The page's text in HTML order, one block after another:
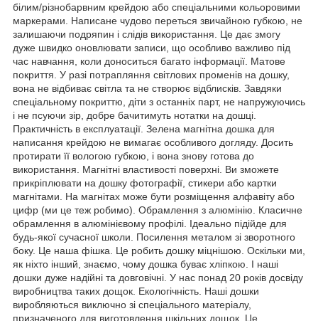
білим/різнобарвним крейдою або спеціальними кольоровими
маркерами. Написане чудово переться звичайною губкою, не
залишаючи подряпин і слідів використання. Це дає змогу
дуже швидко оновлювати записи, що особливо важливо під
час навчання, коли доноситься багато інформації. Матове
покриття. У разі потрапляння світлових променів на дошку,
вона не відбиває світла та не створює відблисків. Завдяки
спеціальному покриттю, діти з останніх парт, не напружуючись
і не псуючи зір, добре бачитимуть нотатки на дошці.
Практичність в експлуатації. Зелена магнітна дошка для
написання крейдою не вимагає особливого догляду. Досить
протирати її вологою губкою, і вона знову готова до
використання. Магнітні властивості поверхні. Ви зможете
прикріплювати на дошку фотографії, стикери або картки
магнітами. На магнітах може бути розміщення алфавіту або
цифр (ми це теж робимо). Обрамлення з алюмінію. Класичне
обрамлення в алюмінієвому профілі. Ідеально підійде для
будь-якої сучасної школи. Посилення металом зі зворотного
боку. Це наша фішка. Це робить дошку міцнішою. Оскільки ми,
як ніхто інший, знаємо, чому дошка буває хліпкою. І наші
дошки дуже надійні та довговічні. У нас понад 20 років досвіду
виробництва таких дощок. Екологічність. Наші дошки
виробляються виключно зі спеціального матеріалу,
призначеного для виготовлення шкільних дощок. Це